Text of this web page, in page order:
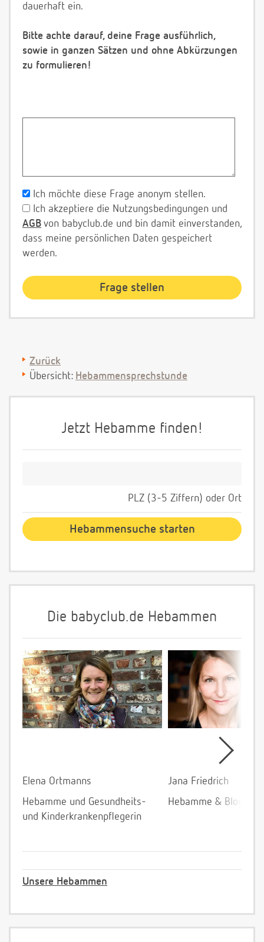
dauerhaft ein.
Bitte achte darauf, deine Frage ausführlich,
sowie in ganzen Sätzen und ohne Abkürzungen
zu formulieren!
Ich möchte diese Frage anonym stellen.
Ich akzeptiere die Nutzungsbedingungen und
AGB von babyclub.de und bin damit einverstanden,
dass meine persönlichen Daten gespeichert
werden.
Zurück
Übersicht: Hebammensprechstunde
Jetzt Hebamme finden!
PLZ (3-5 Ziffern) oder Ort
Die babyclub.de Hebammen
Elena Ortmanns
Hebamme und Gesundheits-
und Kinderkrankenpflegerin
Jana Friedrich
Hebamme &
Unsere Hebammen